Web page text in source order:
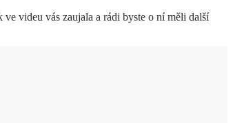
videu vás zaujala a rádi byste o ní měli další